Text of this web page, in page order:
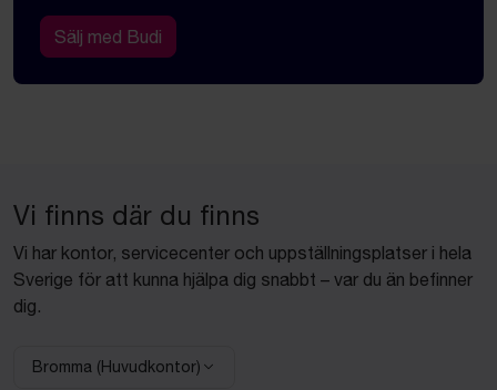
Sälj med Budi
Vi finns där du finns
Vi har kontor, servicecenter och uppställningsplatser i hela
Sverige för att kunna hjälpa dig snabbt – var du än befinner
dig.
Välj anläggning:
Bromma (Huvudkontor)